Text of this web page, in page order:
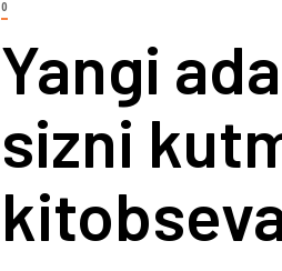
0
Yangi
sizni